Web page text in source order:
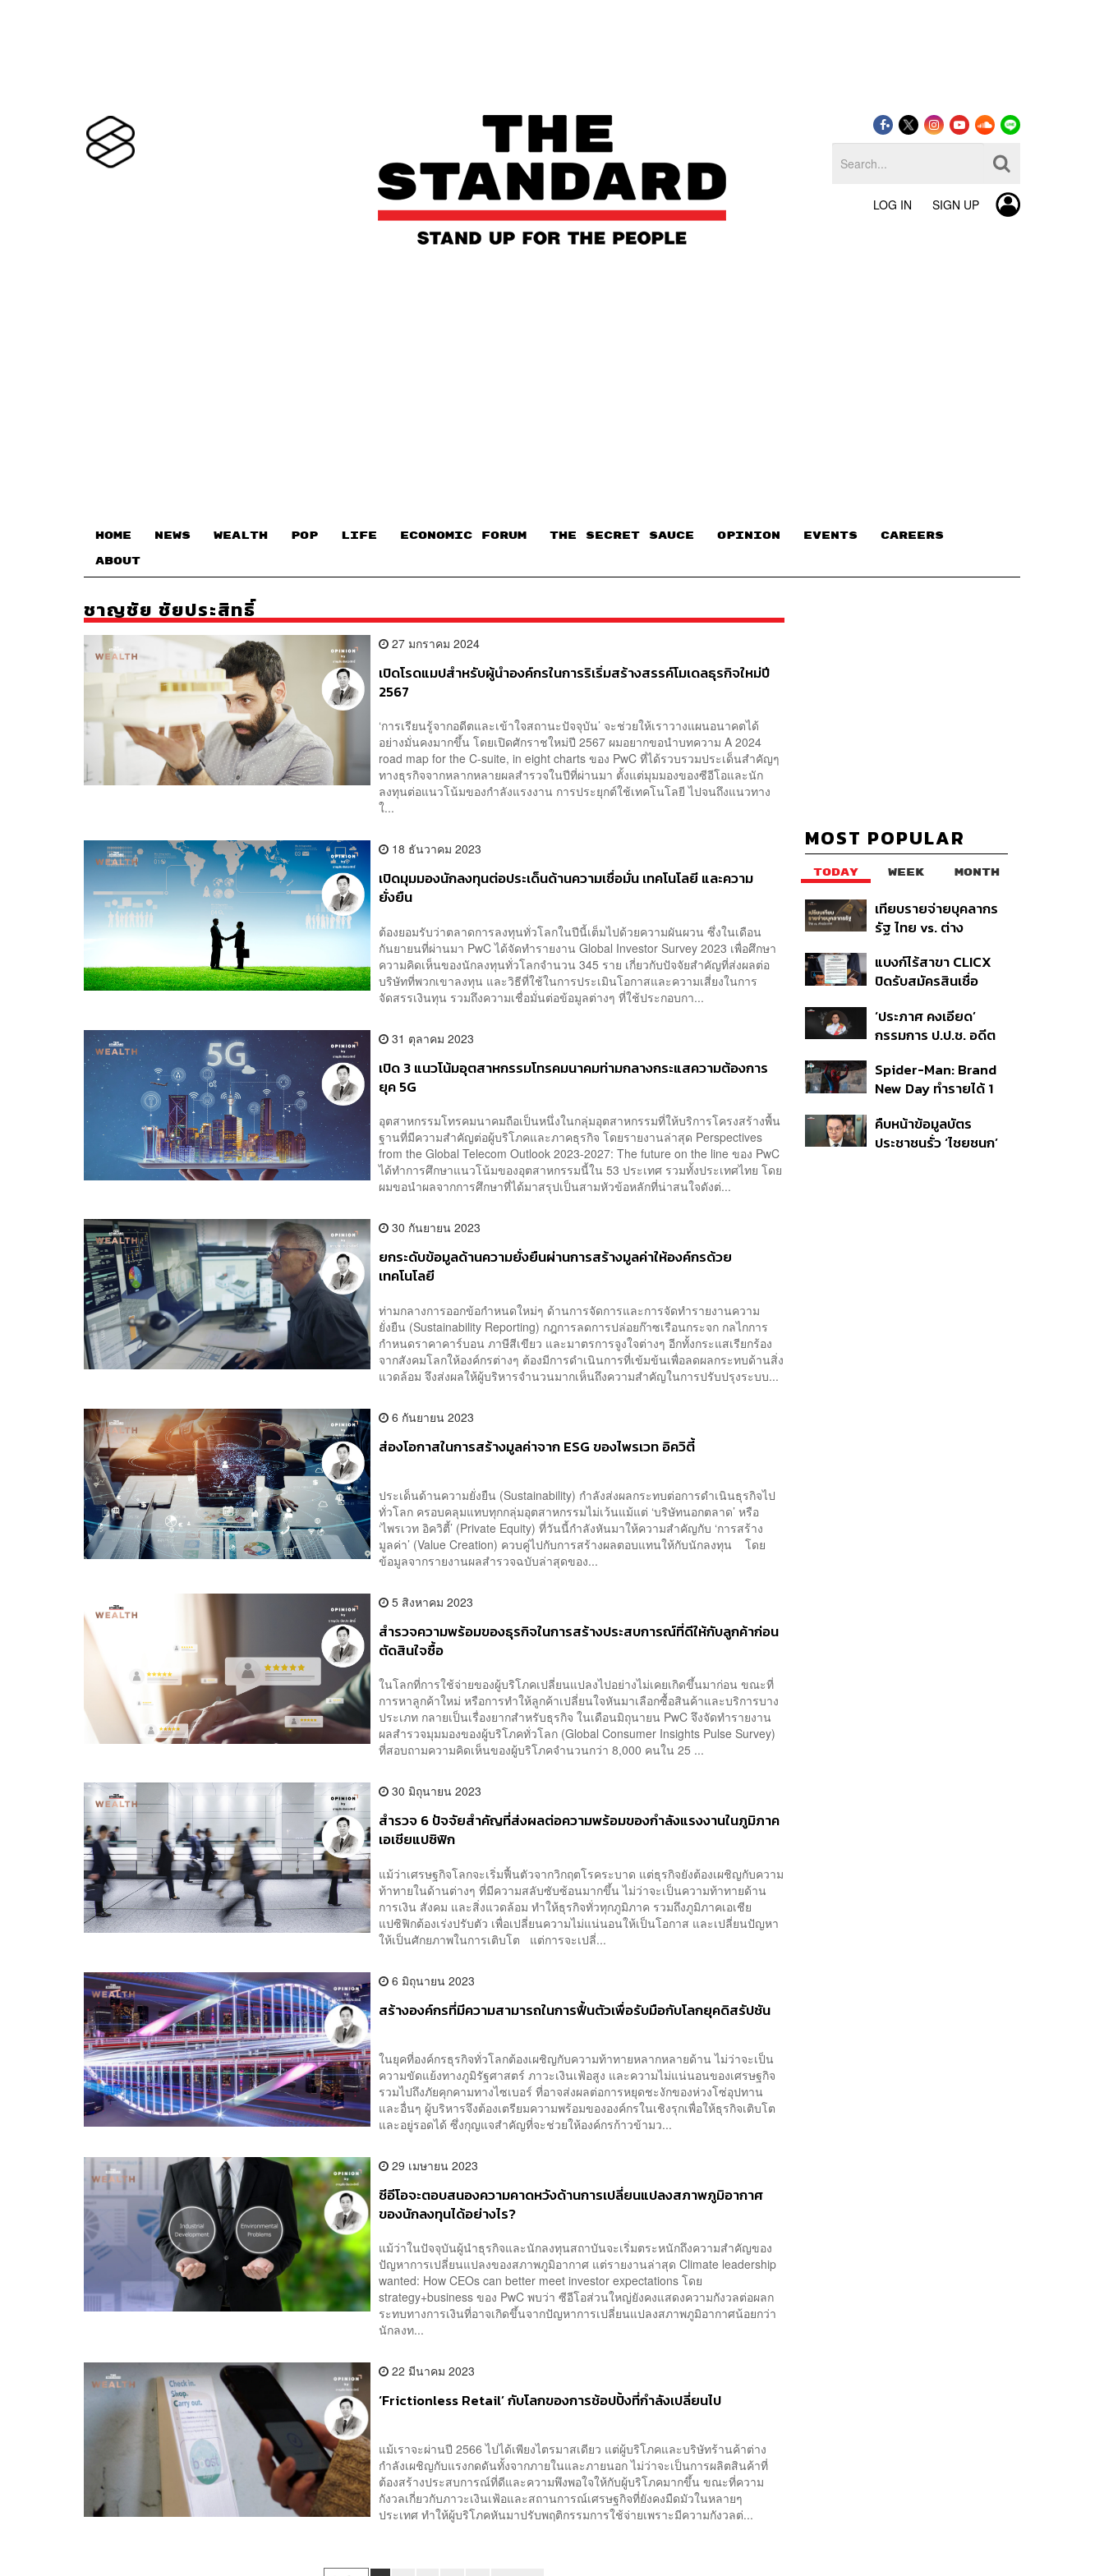
LOG IN SIGN UP
HOME NEWS WEALTH POP LIFE ECONOMIC FORUM THE SECRET SAUCE​ OPINION EVENTS CAREERS
ABOUT
ชาญชัย ชัยประสิทธิ์
27 มกราคม 2024
เปิดโรดแมปสำหรับผู้นำองค์กรในการริเริ่มสร้างสรรค์โมเดลธุรกิจใหม่ปี
2567
‘การเรียนรู้จากอดีตและเข้าใจสถานะปัจจุบัน’ จะช่วยให้เราวางแผนอนาคตได้
อย่างมั่นคงมากขึ้น โดยเปิดศักราชใหม่ปี 2567 ผมอยากขอนำบทความ A 2024
road map for the C-suite, in eight charts ของ PwC ที่ได้รวบรวมประเด็นสำคัญๆ
ทางธุรกิจจากหลากหลายผลสำรวจในปีที่ผ่านมา ตั้งแต่มุมมองของซีอีโอและนัก
ลงทุนต่อแนวโน้มของกำลังแรงงาน การประยุกต์ใช้เทคโนโลยี ไปจนถึงแนวทาง
ใ...
18 ธันวาคม 2023
เปิดมุมมองนักลงทุนต่อประเด็นด้านความเชื่อมั่น เทคโนโลยี และความ
ยั่งยืน
ต้องยอมรับว่าตลาดการลงทุนทั่วโลกในปีนี้เต็มไปด้วยความผันผวน ซึ่งในเดือน
กันยายนที่ผ่านมา PwC ได้จัดทำรายงาน Global Investor Survey 2023 เพื่อศึกษา
ความคิดเห็นของนักลงทุนทั่วโลกจำนวน 345 ราย เกี่ยวกับปัจจัยสำคัญที่ส่งผลต่อ
บริษัทที่พวกเขาลงทุน และวิธีที่ใช้ในการประเมินโอกาสและความเสี่ยงในการ
จัดสรรเงินทุน รวมถึงความเชื่อมั่นต่อข้อมูลต่างๆ ที่ใช้ประกอบกา...
31 ตุลาคม 2023
เปิด 3 แนวโน้มอุตสาหกรรมโทรคมนาคมท่ามกลางกระแสความต้องการ
ยุค 5G
อุตสาหกรรมโทรคมนาคมถือเป็นหนึ่งในกลุ่มอุตสาหกรรมที่ให้บริการโครงสร้างพื้น
ฐานที่มีความสำคัญต่อผู้บริโภคและภาคธุรกิจ โดยรายงานล่าสุด Perspectives
from the Global Telecom Outlook 2023-2027: The future on the line ของ PwC
ได้ทำการศึกษาแนวโน้มของอุตสาหกรรมนี้ใน 53 ประเทศ รวมทั้งประเทศไทย โดย
ผมขอนำผลจากการศึกษาที่ได้มาสรุปเป็นสามหัวข้อหลักที่น่าสนใจดังต่...
30 กันยายน 2023
ยกระดับข้อมูลด้านความยั่งยืนผ่านการสร้างมูลค่าให้องค์กรด้วย
เทคโนโลยี
ท่ามกลางการออกข้อกำหนดใหม่ๆ ด้านการจัดการและการจัดทำรายงานความ
ยั่งยืน (Sustainability Reporting) กฎการลดการปล่อยก๊าซเรือนกระจก กลไกการ
กำหนดราคาคาร์บอน ภาษีสีเขียว และมาตรการจูงใจต่างๆ อีกทั้งกระแสเรียกร้อง
จากสังคมโลกให้องค์กรต่างๆ ต้องมีการดำเนินการที่เข้มข้นเพื่อลดผลกระทบด้านสิ่ง
แวดล้อม จึงส่งผลให้ผู้บริหารจำนวนมากเห็นถึงความสำคัญในการปรับปรุงระบบ...
6 กันยายน 2023
ส่องโอกาสในการสร้างมูลค่าจาก ESG ของไพรเวท อิควิตี้
ประเด็นด้านความยั่งยืน (Sustainability) กำลังส่งผลกระทบต่อการดำเนินธุรกิจไป
ทั่วโลก ครอบคลุมแทบทุกกลุ่มอุตสาหกรรมไม่เว้นแม้แต่ ‘บริษัทนอกตลาด’ หรือ
‘ไพรเวท อิควิตี้’ (Private Equity) ที่วันนี้กำลังหันมาให้ความสำคัญกับ ‘การสร้าง
มูลค่า’ (Value Creation) ควบคู่ไปกับการสร้างผลตอบแทนให้กับนักลงทุน โดย
ข้อมูลจากรายงานผลสำรวจฉบับล่าสุดของ...
5 สิงหาคม 2023
สำรวจความพร้อมของธุรกิจในการสร้างประสบการณ์ที่ดีให้กับลูกค้าก่อน
ตัดสินใจซื้อ
ในโลกที่การใช้จ่ายของผู้บริโภคเปลี่ยนแปลงไปอย่างไม่เคยเกิดขึ้นมาก่อน ขณะที่
การหาลูกค้าใหม่ หรือการทำให้ลูกค้าเปลี่ยนใจหันมาเลือกซื้อสินค้าและบริการบาง
ประเภท กลายเป็นเรื่องยากสำหรับธุรกิจ ในเดือนมิถุนายน PwC จึงจัดทำรายงาน
ผลสำรวจมุมมองของผู้บริโภคทั่วโลก (Global Consumer Insights Pulse Survey)
ที่สอบถามความคิดเห็นของผู้บริโภคจำนวนกว่า 8,000 คนใน 25 ...
30 มิถุนายน 2023
สำรวจ 6 ปัจจัยสำคัญที่ส่งผลต่อความพร้อมของกำลังแรงงานในภูมิภาค
เอเชียแปซิฟิก
แม้ว่าเศรษฐกิจโลกจะเริ่มฟื้นตัวจากวิกฤตโรคระบาด แต่ธุรกิจยังต้องเผชิญกับความ
ท้าทายในด้านต่างๆ ที่มีความสลับซับซ้อนมากขึ้น ไม่ว่าจะเป็นความท้าทายด้าน
การเงิน สังคม และสิ่งแวดล้อม ทำให้ธุรกิจทั่วทุกภูมิภาค รวมถึงภูมิภาคเอเชีย
แปซิฟิกต้องเร่งปรับตัว เพื่อเปลี่ยนความไม่แน่นอนให้เป็นโอกาส และเปลี่ยนปัญหา
ให้เป็นศักยภาพในการเติบโต แต่การจะเปลี่...
6 มิถุนายน 2023
สร้างองค์กรที่มีความสามารถในการฟื้นตัวเพื่อรับมือกับโลกยุคดิสรัปชัน
ในยุคที่องค์กรธุรกิจทั่วโลกต้องเผชิญกับความท้าทายหลากหลายด้าน ไม่ว่าจะเป็น
ความขัดแย้งทางภูมิรัฐศาสตร์ ภาวะเงินเฟ้อสูง และความไม่แน่นอนของเศรษฐกิจ
รวมไปถึงภัยคุกคามทางไซเบอร์ ที่อาจส่งผลต่อการหยุดชะงักของห่วงโซ่อุปทาน
และอื่นๆ ผู้บริหารจึงต้องเตรียมความพร้อมขององค์กรในเชิงรุกเพื่อให้ธุรกิจเติบโต
และอยู่รอดได้ ซึ่งกุญแจสำคัญที่จะช่วยให้องค์กรก้าวข้ามว...
29 เมษายน 2023
ซีอีโอจะตอบสนองความคาดหวังด้านการเปลี่ยนแปลงสภาพภูมิอากาศ
ของนักลงทุนได้อย่างไร?
แม้ว่าในปัจจุบันผู้นำธุรกิจและนักลงทุนสถาบันจะเริ่มตระหนักถึงความสำคัญของ
ปัญหาการเปลี่ยนแปลงของสภาพภูมิอากาศ แต่รายงานล่าสุด Climate leadership
wanted: How CEOs can better meet investor expectations โดย
strategy+business ของ PwC พบว่า ซีอีโอส่วนใหญ่ยังคงแสดงความกังวลต่อผลก
ระทบทางการเงินที่อาจเกิดขึ้นจากปัญหาการเปลี่ยนแปลงสภาพภูมิอากาศน้อยกว่า
นักลงท...
22 มีนาคม 2023
‘Frictionless Retail’ กับโลกของการช้อปปิ้งที่กำลังเปลี่ยนไป
แม้เราจะผ่านปี 2566 ไปได้เพียงไตรมาสเดียว แต่ผู้บริโภคและบริษัทร้านค้าต่าง
กำลังเผชิญกับแรงกดดันทั้งจากภายในและภายนอก ไม่ว่าจะเป็นการผลิตสินค้าที่
ต้องสร้างประสบการณ์ที่ดีและความพึงพอใจให้กับผู้บริโภคมากขึ้น ขณะที่ความ
กังวลเกี่ยวกับภาวะเงินเฟ้อและสถานการณ์เศรษฐกิจที่ยังคงมืดมัวในหลายๆ
ประเทศ ทำให้ผู้บริโภคหันมาปรับพฤติกรรมการใช้จ่ายเพราะมีความกังวลต่...
MOST POPULAR
TODAY WEEK MONTH
เทียบรายจ่ายบุคลากร
รัฐ ไทย vs. ต่าง
100 บาทของคนไทยใช้
ไปกับข้าราชการเฉียด
แบงก์ไร้สาขา CLICX
ปิดรับสมัครสินเชื่อ
สัญญาณเตือนกลุ่มกู้
เงินผิดวัตถุประสงค์-ให้
คดีเด็ดขาด
‘ประภาศ คงเอียด’
กรรมการ ป.ป.ช. อดีต
ถึงแก่อนิจกรรม
Spider-Man: Brand
New Day ทำรายได้ 1
โลกภายใน 6 วัน
คืบหน้าข้อมูลบัตร
ประชาชนรั่ว ‘ไชยชนก’